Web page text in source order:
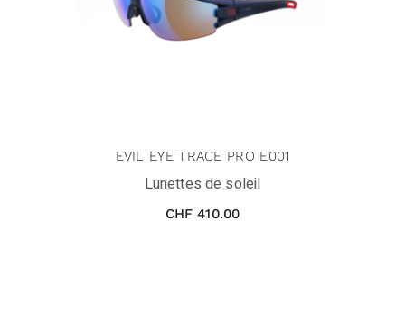
EVIL EYE TRACE PRO E001
Lunettes de soleil
CHF 410.00